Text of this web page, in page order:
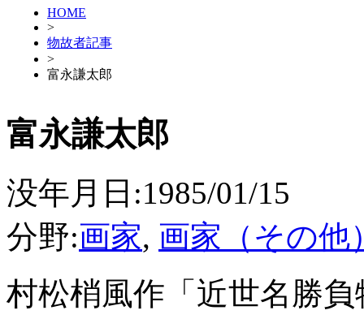
HOME
>
物故者記事
>
富永謙太郎
富永謙太郎
没年月日:1985/01/15
分野:画家, 画家（その他
村松梢風作「近世名勝